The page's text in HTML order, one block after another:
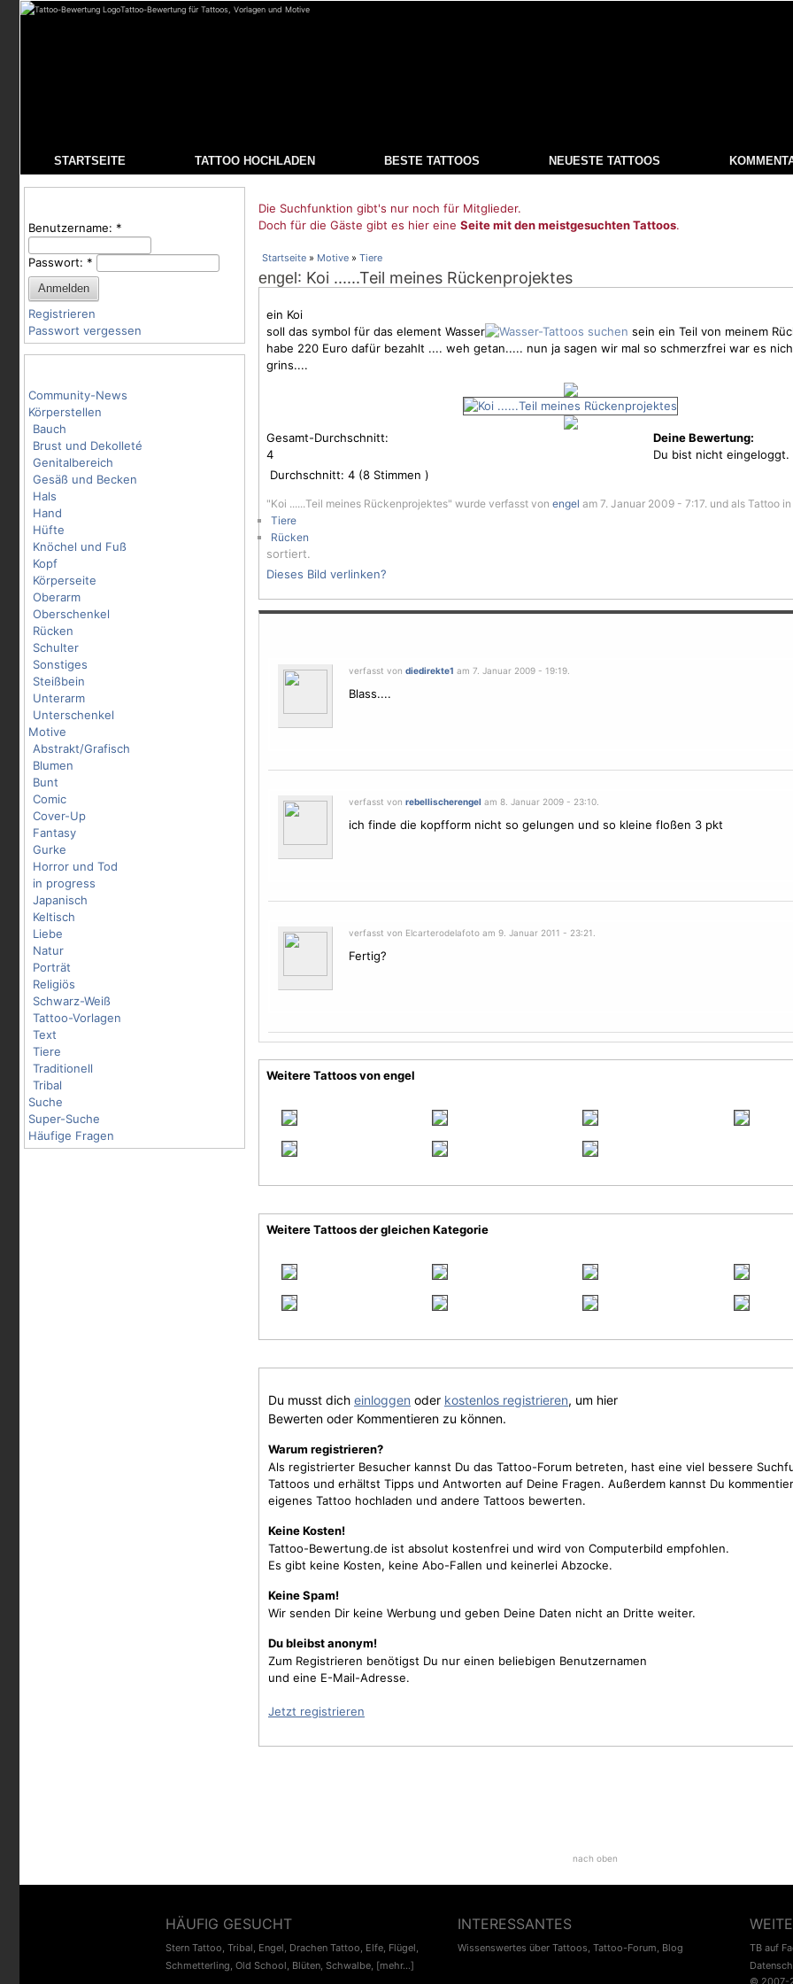
Tattoo-Bewertung für Tattoos, Vorlagen und Motive
STARTSEITE TATTOO HOCHLADEN BESTE TATTOOS NEUESTE TATTOOS
Benutzername: *
Passwort: *
Registrieren
Passwort vergessen
Community-News
Körperstellen
Bauch
Brust und Dekolleté
Genitalbereich
Gesäß und Becken
Hals
Hand
Hüfte
Knöchel und Fuß
Kopf
Körperseite
Oberarm
Oberschenkel
Rücken
Schulter
Sonstiges
Steißbein
Unterarm
Unterschenkel
Motive
Abstrakt/Grafisch
Blumen
Bunt
Comic
Cover-Up
Fantasy
Gurke
Horror und Tod
in progress
Japanisch
Keltisch
Liebe
Natur
Porträt
Religiös
Schwarz-Weiß
Tattoo-Vorlagen
Text
Tiere
Traditionell
Tribal
Suche
Super-Suche
Häufige Fragen
Die Suchfunktion gibt's nur noch für Mitglieder.
Doch für die Gäste gibt es hier eine Seite mit den meistgesuchten Tattoos.
Startseite » Motive » Tiere
engel : Koi ......Teil meines Rückenprojektes
ein Koi
soll das symbol für das element Wasser
sein ein Teil von meinem
habe 220 Euro dafür bezahlt .... weh getan..... nun ja sagen wir mal so schmerzfrei war es
grins....
Gesamt-Durchschnitt:
4
Durchschnitt: 4 (8 Stimmen )
Deine Bewertung:
Du bist nicht eingeloggt.
"Koi ......Teil meines Rückenprojektes" wurde verfasst von engel am 7. Januar 2009 - 7:17. und als Tattoo
Tiere
Rücken
sortiert.
Dieses Bild verlinken?
verfasst von diedirekte1 am 7. Januar 2009 - 19:19.
Blass....
verfasst von rebellischerengel am 8. Januar 2009 - 23:10.
ich finde die kopfform nicht so gelungen und so kleine floßen 3 pkt
verfasst von Elcarterodelafoto am 9. Januar 2011 - 23:21.
Fertig?
Weitere Tattoos von engel
Weitere Tattoos der gleichen Kategorie
Du musst dich einloggen oder kostenlos registrieren, um hier
Bewerten oder Kommentieren zu können.
Warum registrieren?
Als registrierter Besucher kannst Du das Tattoo-Forum betreten, hast eine viel bessere
Tattoos und erhältst Tipps und Antworten auf Deine Fragen. Außerdem kannst Du
eigenes Tattoo hochladen und andere Tattoos bewerten.
Keine Kosten!
Tattoo-Bewertung.de ist absolut kostenfrei und wird von Computerbild empfohlen.
Es gibt keine Kosten, keine Abo-Fallen und keinerlei Abzocke.
Keine Spam!
Wir senden Dir keine Werbung und geben Deine Daten nicht an Dritte weiter.
Du bleibst anonym!
Zum Registrieren benötigst Du nur einen beliebigen Benutzernamen
und eine E-Mail-Adresse.
Jetzt registrieren
nach oben
HÄUFIG GESUCHT
Stern Tattoo, Tribal, Engel, Drachen Tattoo, Elfe, Flügel,
Schmetterling, Old School, Blüten, Schwalbe, [mehr...]
INTERESSANTES
Wissenswertes über Tattoos, Tattoo-Forum, Blog TB auf
© 2007-